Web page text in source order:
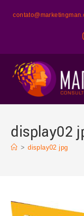
display02
> display02 jpg